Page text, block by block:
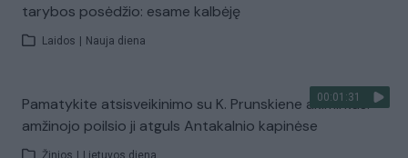
tarybos posėdžio: esame kalbėję
Laidos Nauja diena
00:01:31
Pamatykite atsisveikinimo su K. Prunskiene akimirkas:
amžinojo poilsio ji atguls Antakalnio kapinėse
Žinios Lietuvos diena